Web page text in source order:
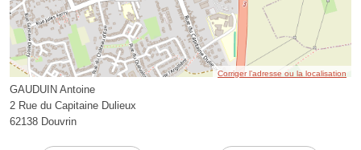
Corriger l’adresse ou la localisation
GAUDUIN Antoine
2 Rue du Capitaine Dulieux
62138 Douvrin